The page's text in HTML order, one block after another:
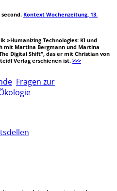
Kontext Wochenzeitung, 13.
»Humanizing Technologies: KI und
mit Martina Bergmann und Martina
Digital Shift“, das er mit Christian von
Verlag erschienen ist. >>>
Fragen zur